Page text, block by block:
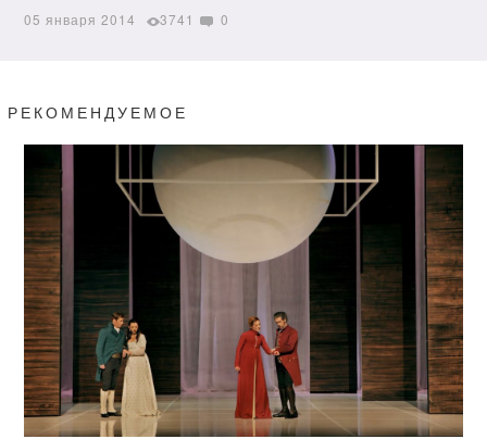
05 января 2014 3741 0
РЕКОМЕНДУЕМОЕ